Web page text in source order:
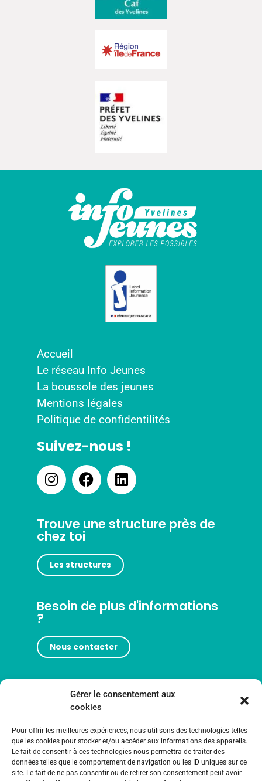
Gérer le consentement aux
cookies
Pour offrir les meilleures expériences, nous utilisons des technologies telles
que les cookies pour stocker et/ou accéder aux informations des appareils.
Le fait de consentir à ces technologies nous permettra de traiter des
données telles que le comportement de navigation ou les ID uniques sur ce
site. Le fait de ne pas consentir ou de retirer son consentement peut avoir
Accueil
Le réseau Info Jeunes
La boussole des jeunes
Mentions légales
Politique de confidentilités
Suivez-nous !
Trouve une structure près de
chez toi
Les structures
Besoin de plus d'informations
?
Nous contacter